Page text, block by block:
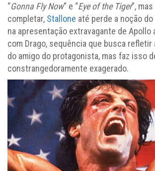
“Gonna Fly Now” e “Eye of the Tiger”,
completar, Stallone até perde a noção
na apresentação extravagante de Apollo
com Drago, sequência que busca refletir
do amigo do protagonista, mas faz isso
constrangedoramente exagerado.